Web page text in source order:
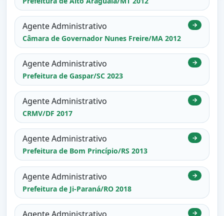
Agente Administrativo
Câmara de Governador Nunes Freire/MA 2012
→
Agente Administrativo
Prefeitura de Gaspar/SC 2023
→
Agente Administrativo
CRMV/DF 2017
→
Agente Administrativo
Prefeitura de Bom Princípio/RS 2013
→
Agente Administrativo
Prefeitura de Ji-Paraná/RO 2018
→
→